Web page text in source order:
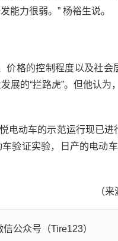
能力很弱。” 杨裕生说。
格的控制程度以及社会
展的“拦路虎”。但他认为
动车的示范运行现已进
验证实验，日产的电动
（
公众号（Tire123）